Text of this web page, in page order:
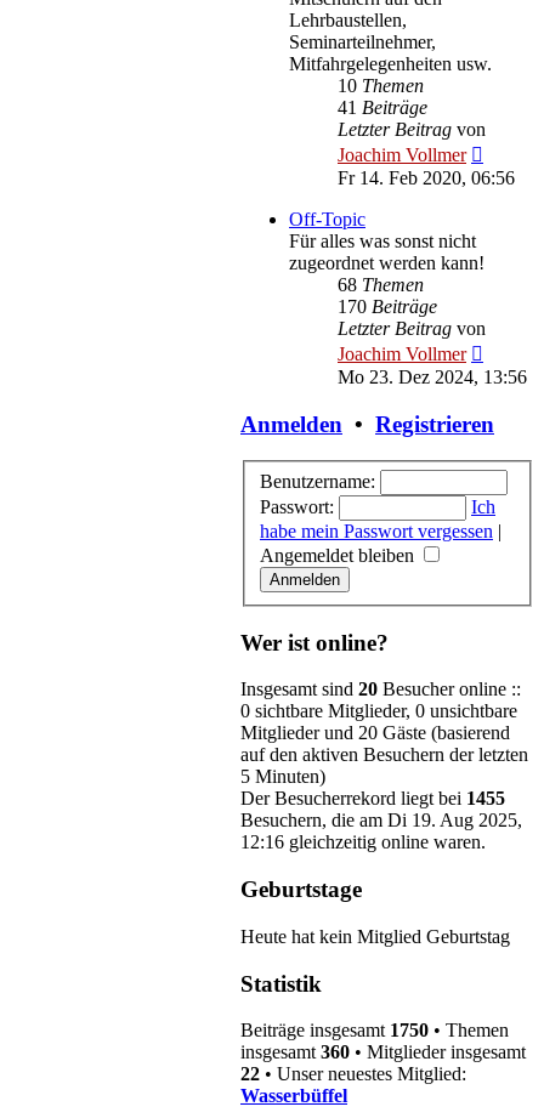
Lehrbaustellen,
Seminarteilnehmer,
Mitfahrgelegenheiten usw.
10 Themen
41 Beiträge
Letzter Beitrag von
Joachim Vollmer
Beitrag
Fr 14. Feb 2020, 06:56
Off-Topic
Für alles was sonst nicht
zugeordnet werden kann!
68 Themen
170 Beiträge
Letzter Beitrag von
Joachim Vollmer
Beitrag
Mo 23. Dez 2024, 13:56
Anmelden • Registrieren
Benutzername:
Passwort:
Ich
habe mein Passwort vergessen |
Angemeldet bleiben
Wer ist online?
Insgesamt sind 20 Besucher online ::
0 sichtbare Mitglieder, 0 unsichtbare
Mitglieder und 20 Gäste (basierend
auf den aktiven Besuchern der letzten
5 Minuten)
Der Besucherrekord liegt bei 1455
Besuchern, die am Di 19. Aug 2025,
12:16 gleichzeitig online waren.
Geburtstage
Heute hat kein Mitglied Geburtstag
Statistik
Beiträge insgesamt 1750 • Themen
insgesamt 360 • Mitglieder insgesamt
22 • Unser neuestes Mitglied:
Wasserbüffel